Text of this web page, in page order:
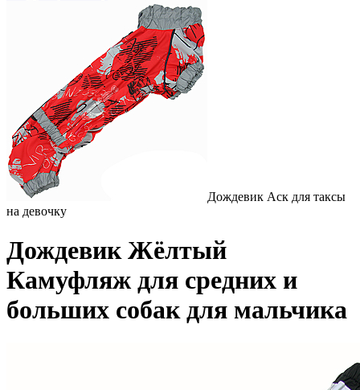
Дождевик Аск для таксы
на девочку
Дождевик Жёлтый
Камуфляж для средних и
больших собак для мальчика